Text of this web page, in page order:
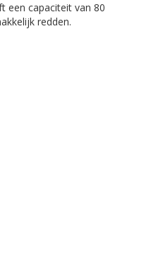
een capaciteit van 80
redden.